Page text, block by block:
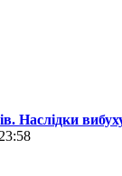
Наслідки